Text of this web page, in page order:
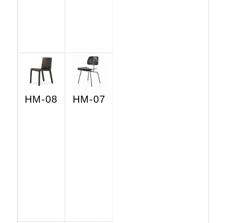
HM-08 HM-07